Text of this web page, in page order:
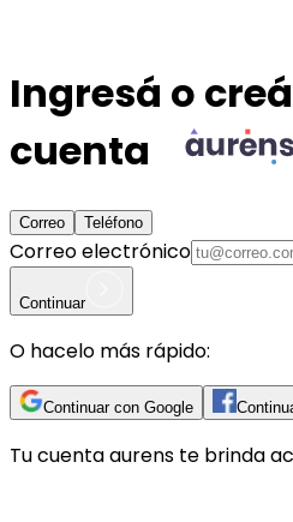
Ingresá o
cuenta
Correo Teléfono
Correo electrónico
Continuar
O hacelo más rápido:
Continuar con Google
Tu cuentaaurens te brinda